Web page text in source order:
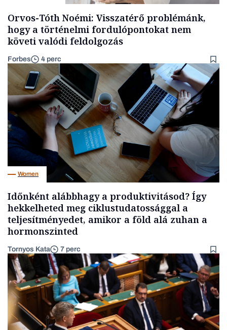
Orvos-Tóth Noémi: Visszatérő problémánk,
hogy a történelmi fordulópontokat nem
követi valódi feldolgozás
Forbes 4 perc
Women
Időnként alábbhagy a produktivitásod? Így
hekkelheted meg ciklustudatossággal a
teljesítményedet, amikor a föld alá zuhan a
hormonszinted
Tornyos Kata 7 perc